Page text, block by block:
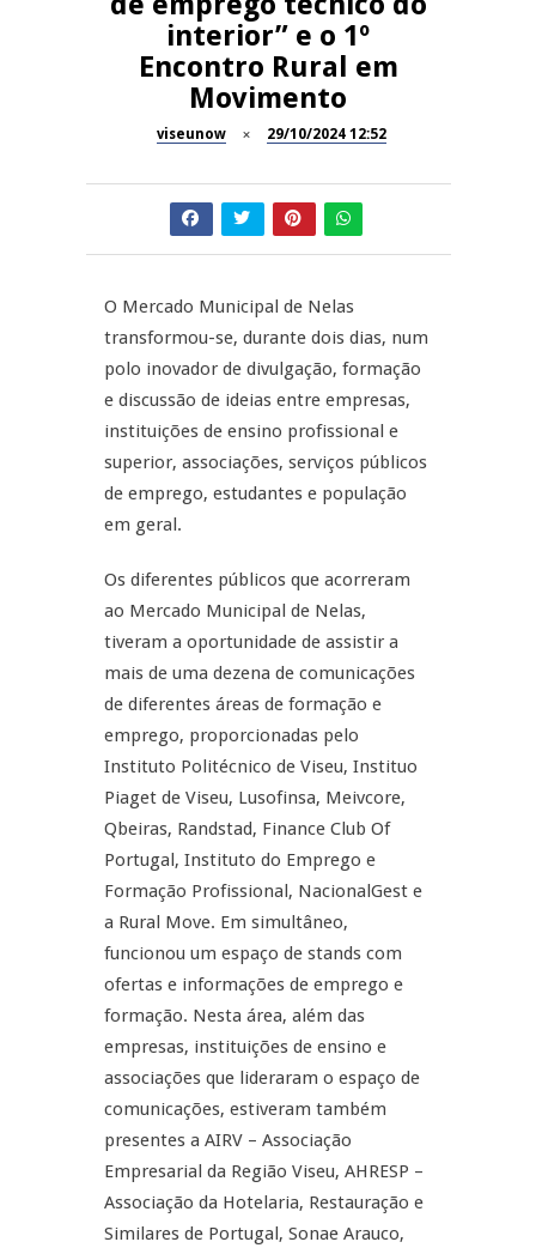
Dia do Foral em São João da
Pesqueira
Sernancelhe
Festas do Concelho de Penalva
do Castelo
11º Encontro Gastronómico
Now Opinião – Manuela
Antunes: Problemas nos
Exames Nacionais
interior” e o 1º
Encontro Rural em
Movimento
viseunow 29/10/2024 12:52
O Mercado Municipal de Nelas
transformou-se, durante dois dias, num
polo inovador de divulgação, formação
e discussão de ideias entre empresas,
instituições de ensino profissional e
superior, associações, serviços públicos
de emprego, estudantes e população
em geral.
Os diferentes públicos que acorreram
ao Mercado Municipal de Nelas,
tiveram a oportunidade de assistir a
mais de uma dezena de comunicações
de diferentes áreas de formação e
emprego, proporcionadas pelo
Instituto Politécnico de Viseu, Instituo
Piaget de Viseu, Lusofinsa, Meivcore,
Qbeiras, Randstad, Finance Club Of
Portugal, Instituto do Emprego e
Formação Profissional, NacionalGest e
a Rural Move. Em simultâneo,
funcionou um espaço de stands com
ofertas e informações de emprego e
formação. Nesta área, além das
empresas, instituições de ensino e
associações que lideraram o espaço de
comunicações, estiveram também
presentes a AIRV – Associação
Empresarial da Região Viseu, AHRESP –
Associação da Hotelaria, Restauração e
Similares de Portugal, Sonae Arauco,